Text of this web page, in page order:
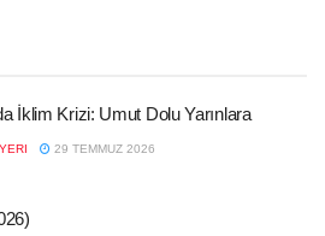
İklim Krizi: Umut Dolu Yarınlara
29 TEMMUZ 2026